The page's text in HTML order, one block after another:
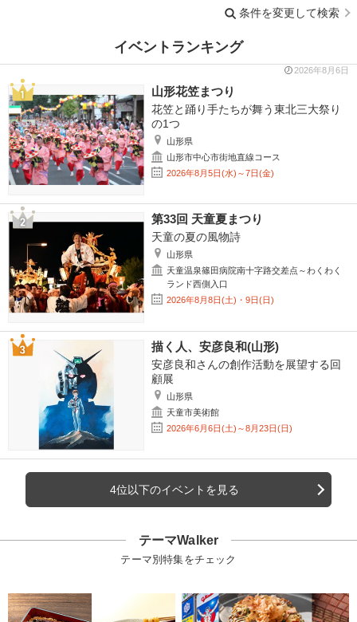
条件を変更して検索
イベントランキング
2026年8月6日
山形花笠まつり
花笠と踊り手たちが舞う東北三大祭り
の1つ
山形県
山形市中心市街地直線コース
2026年8月5日(水)～7日(金)
第33回 天童夏まつり
天童の夏の風物詩
山形県
天童温泉篠田病院南十字路交差点～わくわく
ランド西側入口
2026年8月8日(土)・9日(日)
描く人、安彦良和(山形)
安彦良和さんの創作活動を展望する回
顧展
山形県
天童市美術館
2026年6月6日(土)～8月23日(日)
4位以下のイベントを見る
テーマWalker
テーマ別特集をチェック